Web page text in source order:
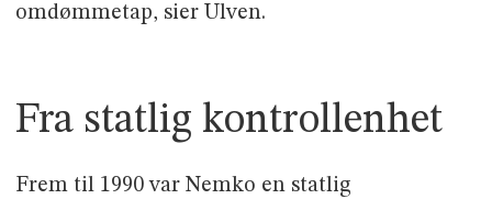
omdømmetap, sier Ulven.
Fra statlig kontrollenhet
Frem til 1990 var Nemko en statlig